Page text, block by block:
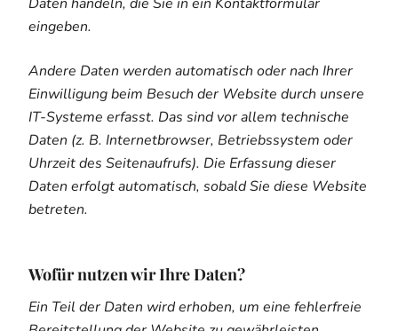
eingeben.
Andere Daten werden automatisch oder nach Ihrer
Einwilligung beim Besuch der Website durch unsere
IT-Systeme erfasst. Das sind vor allem technische
Daten (z. B. Internetbrowser, Betriebssystem oder
Uhrzeit des Seitenaufrufs). Die Erfassung dieser
Daten erfolgt automatisch, sobald Sie diese Website
betreten.
Wofür nutzen wir Ihre Daten?
Ein Teil der Daten wird erhoben, um eine fehlerfreie